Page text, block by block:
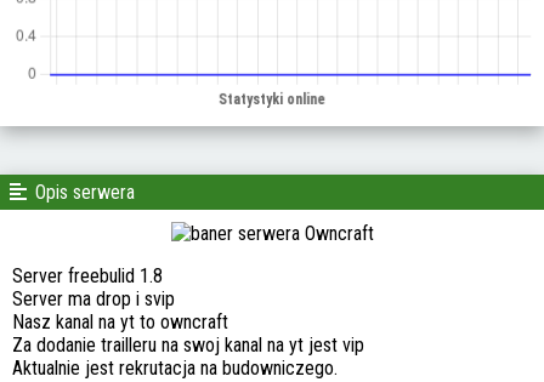
Opis serwera
Server freebulid 1.8
Server ma drop i svip
Nasz kanal na yt to owncraft
Za dodanie trailleru na swoj kanal na yt jest vip
Aktualnie jest rekrutacja na budowniczego.